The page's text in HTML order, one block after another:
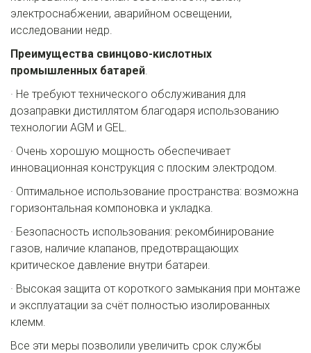
электроснабжении, аварийном освещении,
исследовании недр.
Преимущества свинцово-кислотных
промышленных батарей.
· Не требуют технического обслуживания для
дозаправки дистиллятом благодаря использованию
технологии AGM и GEL.
· Очень хорошую мощность обеспечивает
инновационная конструкция с плоским электродом.
· Оптимальное использование пространства: возможна
горизонтальная компоновка и укладка.
· Безопасность использования: рекомбинирование
газов, наличие клапанов, предотвращающих
критическое давление внутри батареи.
· Высокая защита от короткого замыкания при монтаже
и эксплуатации за счёт полностью изолированных
клемм.
Все эти меры позволили увеличить срок службы